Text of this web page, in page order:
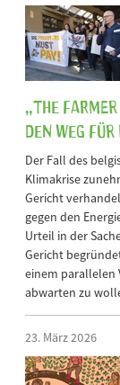
„The
den Weg
Der Fall des
Klimakrise
Gericht
gegen den
Urteil in der
Gericht
einem parallelen
abwarten zu
23. März 2026